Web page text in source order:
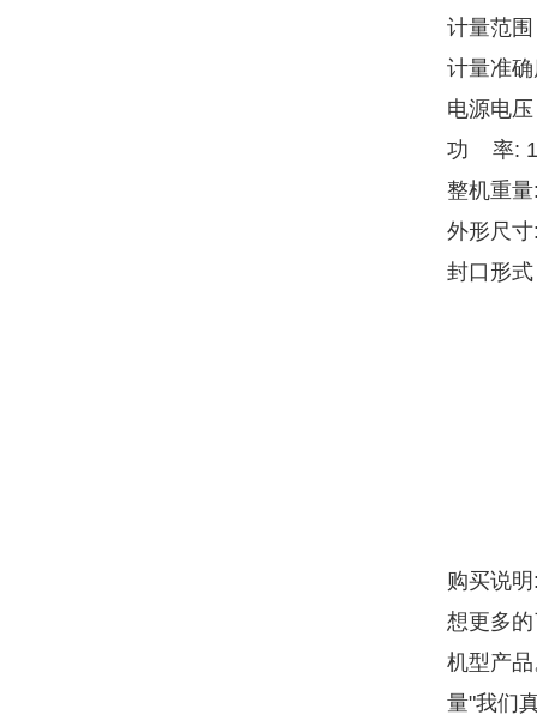
计量范
计量准
电源电
功 率:
整机重
外形尺
封口形
购买说明
想更多
机型产
量"我们